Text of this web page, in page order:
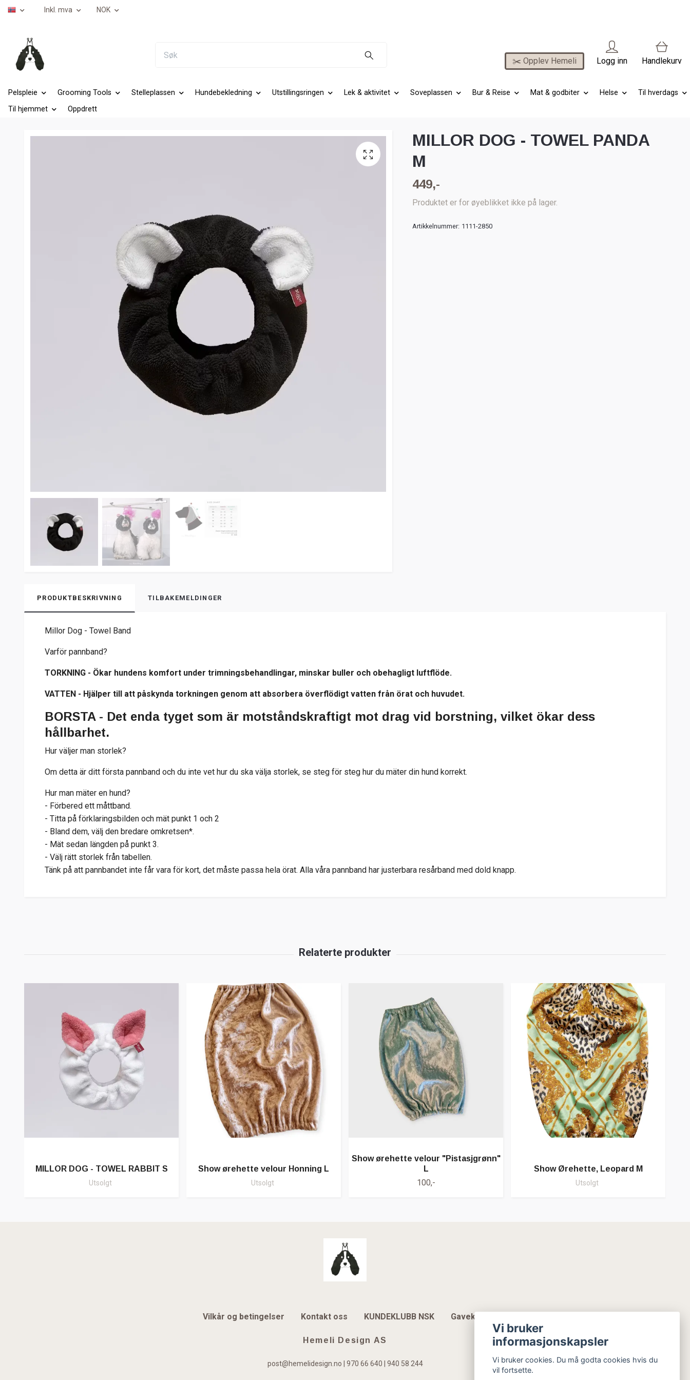
Inkl. mva NOK
✂️ Opplev Hemeli Logg inn Handlekurv
Pelspleie Grooming Tools Stelleplassen Hundebekledning Utstillingsringen Lek & aktivitet Soveplassen Bur & Reise Mat & godbiter Helse
Til hverdags
Til hjemmet
Oppdrett
MILLOR DOG - TOWEL PANDA
M
449,-
Produktet er for øyeblikket ikke på lager.
Artikkelnummer: 1111-2850
PRODUKTBESKRIVNING TILBAKEMELDINGER
Millor Dog - Towel Band
Varför pannband?
TORKNING - Ökar hundens komfort under trimningsbehandlingar, minskar buller och obehagligt luftflöde.
VATTEN - Hjälper till att påskynda torkningen genom att absorbera överflödigt vatten från örat och huvudet.
BORSTA - Det enda tyget som är motståndskraftigt mot drag vid borstning, vilket ökar dess
hållbarhet.
Hur väljer man storlek?
Om detta är ditt första pannband och du inte vet hur du ska välja storlek, se steg för steg hur du mäter din hund korrekt.
Hur man mäter en hund?
- Förbered ett måttband.
- Titta på förklaringsbilden och mät punkt 1 och 2
- Bland dem, välj den bredare omkretsen*.
- Mät sedan längden på punkt 3.
- Välj rätt storlek från tabellen.
Tänk på att pannbandet inte får vara för kort, det måste passa hela örat. Alla våra pannband har justerbara resårband med dold knapp.
MILLOR DOG - TOWEL RABBIT S
Utsolgt
Show ørehette velour Honning L
Utsolgt
Show ørehette velour "Pistasjgrønn"
L
100,-
Show Ørehette, Leopard M
Utsolgt
Vilkår og betingelser Kontakt oss KUNDEKLUBB NSK Gavekort
Hemeli Design AS
post@hemelidesign.no | 970 66 640 | 940 58 244
Vi bruker
informasjonskapsler
Vi bruker cookies. Du må godta cookies hvis du
vil fortsette.